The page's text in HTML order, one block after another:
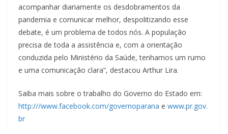
acompanhar diariamente os desdobramentos da
pandemia e comunicar melhor, despolitizando esse
debate, é um problema de todos nós. A população
precisa de toda a assistência e, com a orientação
conduzida pelo Ministério da Saúde, tenhamos um rumo
e uma comunicação clara”, destacou Arthur Lira.
Saiba mais sobre o trabalho do Governo do Estado em:
http:///www.facebook.com/governoparana e www.pr.gov.
br